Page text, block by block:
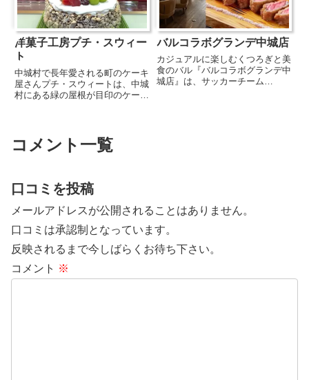
洋菓子工房プチ・スウィー
ト
中城村で長年愛される町のケーキ
屋さんプチ・スウィートは、中城
村にある緑の屋根が目印のケーキ
ン」などの生ケーキをはじめ、宝
石のように色とりどりのチョコ
バルコラボグランデ中城店
カジュアルに楽しむくつろぎと美
食のバル『バルコラボグランデ中
城店』は、サッカーチーム
コメント一覧
口コミを投稿
メールアドレスが公開されることはありません。
口コミは承認制となっています。
反映されるまで今しばらくお待ち下さい。
コメント ※